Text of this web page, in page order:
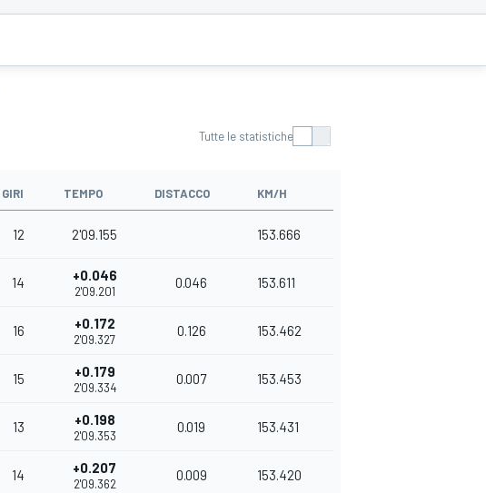
Tutte le statistiche
GIRI TEMPO DISTACCO KM/H
12 2'09.155 153.666
14 +0.046
2'09.201
0.046 153.611
16 +0.172
2'09.327
0.126 153.462
15 +0.179
2'09.334
0.007 153.453
13 +0.198
2'09.353
0.019 153.431
14 +0.207
2'09.362
0.009 153.420